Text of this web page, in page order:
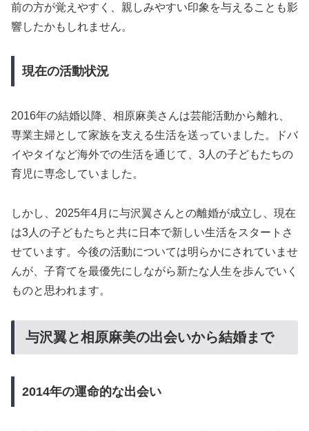
前の方が覚えやすく、親しみやすい印象を与えることも影
響したかもしれません。
現在の活動状況
2016年の結婚以降、相原麻美さんは芸能活動から離れ、
専業主婦として家族を支える生活を送っていました。ドバ
イやタイなど海外での生活を通じて、3人の子どもたちの
育児に専念していました。
しかし、2025年4月に与沢翼さんとの離婚が成立し、現在
は3人の子どもたちと共に日本で新しい生活をスタートさ
せています。今後の活動については明らかにされていませ
んが、子育てを最優先にしながら新たな人生を歩んでいく
ものと思われます。
与沢翼と相原麻美の出会いから結婚まで
2014年の運命的な出会い